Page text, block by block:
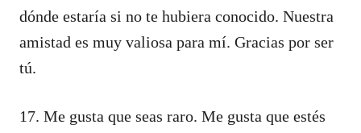
dónde estaría si no te hubiera conocido. Nuestra
amistad es muy valiosa para mí. Gracias por ser
tú.
17. Me gusta que seas raro. Me gusta que estés